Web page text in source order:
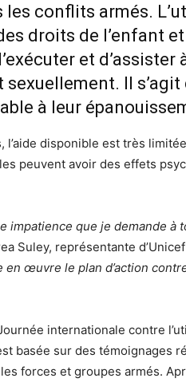
conflits armés.
droits de l’enfant et
et
Il
à leur
disponible est très
peuvent avoir des effets
impatience que je demande
Suley, représentante
en œuvre le plan d’action
internationale contre
basée sur des témoignages
forces et groupes armés.